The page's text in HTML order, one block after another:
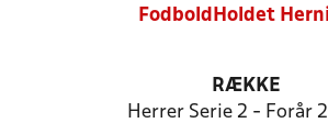
FodboldHoldet
RÆKKE
Herrer Serie 2 - Forår